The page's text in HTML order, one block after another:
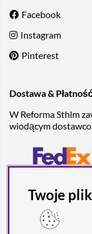
Facebook
Instagram
Pinterest
Dostawa &
W Reforma Sthlm
wiodącym
Twoje